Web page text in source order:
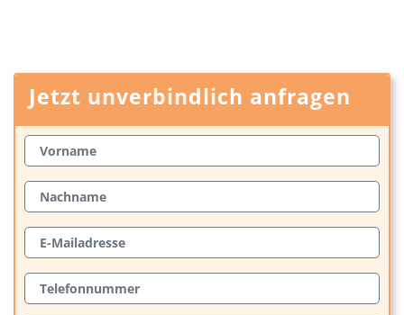
Jetzt unverbindlich anfragen